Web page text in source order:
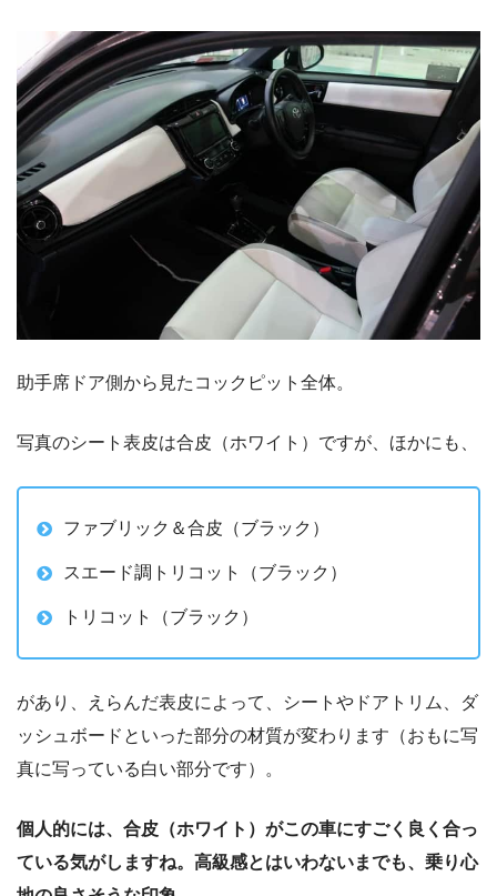
助手席ドア側から見たコックピット全体。
写真のシート表皮は合皮（ホワイト）ですが、ほかにも、
ファブリック＆合皮（ブラック）
スエード調トリコット（ブラック）
トリコット（ブラック）
があり、えらんだ表皮によって、シートやドアトリム、ダ
ッシュボードといった部分の材質が変わります（おもに写
真に写っている白い部分です）。
個人的には、合皮（ホワイト）がこの車にすごく良く合っ
ている気がしますね。高級感とはいわないまでも、乗り心